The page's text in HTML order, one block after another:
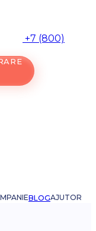
+7 (800)
BLOGAJUTOR